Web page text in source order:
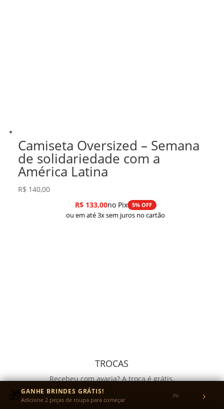
Camiseta Oversized – Semana
de solidariedade com a
América Latina
R$ 140,00
R$133,00no Pix 5% OFF
ou em até 3x sem juros no cartão
TROCAS
Recebeu com avaria? A troca é grátis.
Quer trocar o tamanho? Você envia a peça e nós
pagamos o reenvio.
🎁GANHE BRINDES GRÁTIS!
Adicione 2 peças de roupa para começar 0% ›